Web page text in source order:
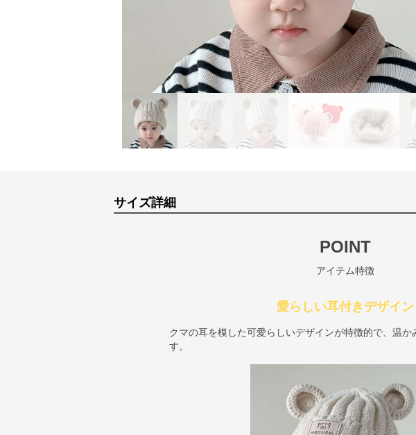
サイズ詳細
POINT
アイテム特徴
愛らしい耳付きデザイン
クマの耳を模した可愛らしいデザインが特徴的で、温か
す。